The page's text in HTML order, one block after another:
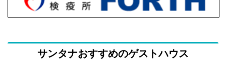
サンタナおすすめのゲストハウス